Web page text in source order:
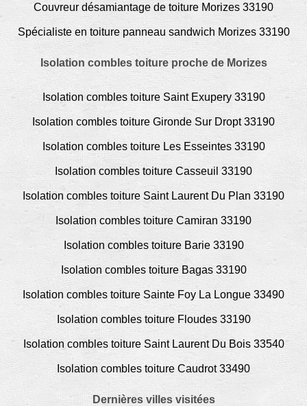
Couvreur désamiantage de toiture Morizes 33190
Spécialiste en toiture panneau sandwich Morizes 33190
Isolation combles toiture proche de Morizes
Isolation combles toiture Saint Exupery 33190
Isolation combles toiture Gironde Sur Dropt 33190
Isolation combles toiture Les Esseintes 33190
Isolation combles toiture Casseuil 33190
Isolation combles toiture Saint Laurent Du Plan 33190
Isolation combles toiture Camiran 33190
Isolation combles toiture Barie 33190
Isolation combles toiture Bagas 33190
Isolation combles toiture Sainte Foy La Longue 33490
Isolation combles toiture Floudes 33190
Isolation combles toiture Saint Laurent Du Bois 33540
Isolation combles toiture Caudrot 33490
Dernières villes visitées